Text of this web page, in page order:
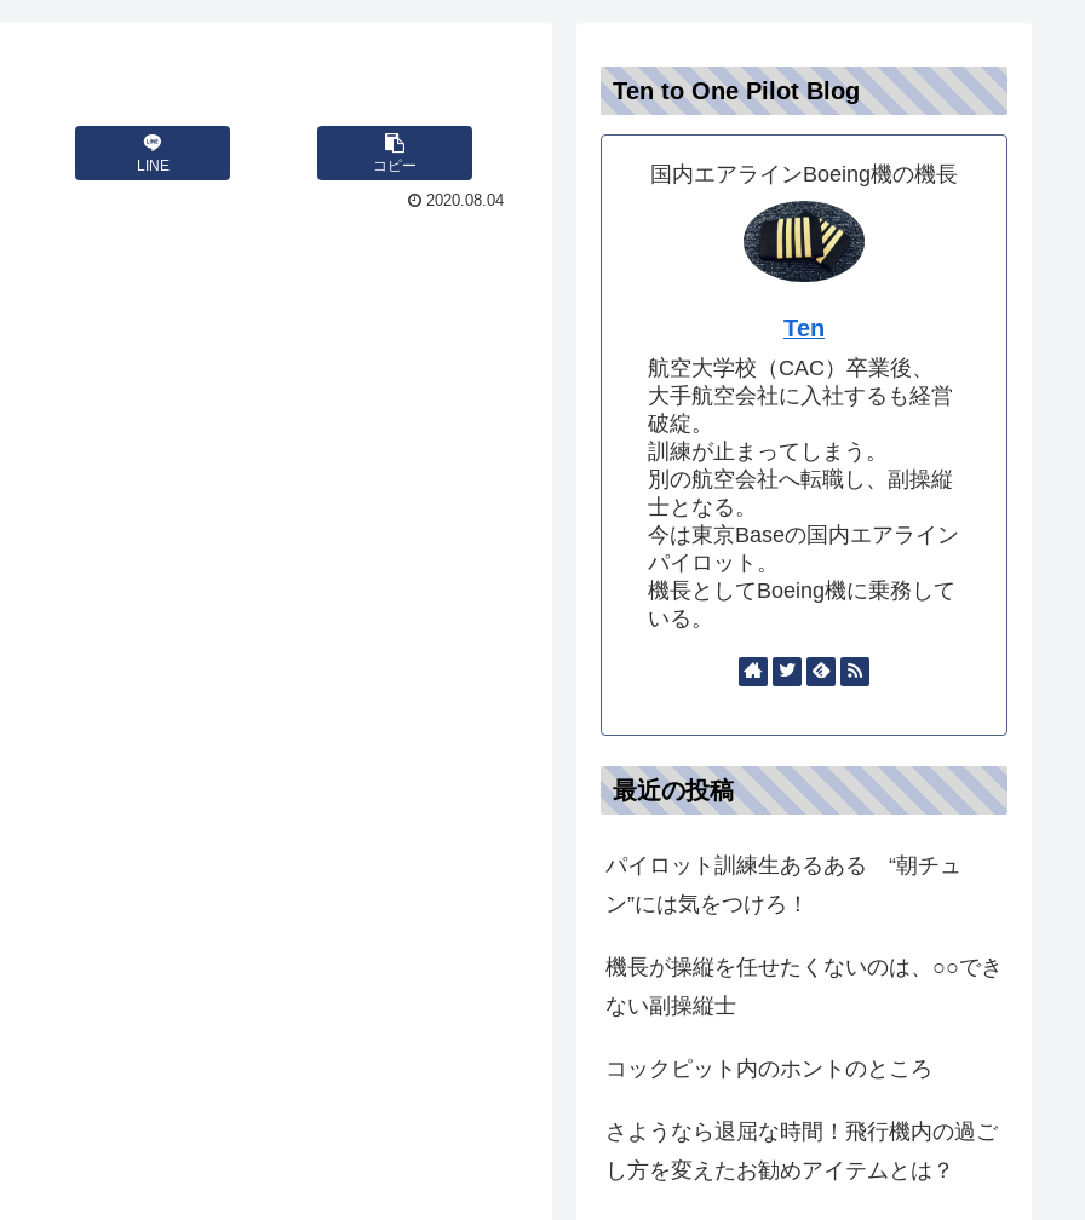
LINE コピー
2020.08.04
Ten to One Pilot Blog
国内エアラインBoeing機の機長
Ten
航空大学校（CAC）卒業後、
大手航空会社に入社するも経営
破綻。
訓練が止まってしまう。
別の航空会社へ転職し、副操縦
士となる。
今は東京Baseの国内エアライン
パイロット。
機長としてBoeing機に乗務して
いる。
最近の投稿
パイロット訓練生あるある “朝チュ
ン”には気をつけろ！
機長が操縦を任せたくないのは、○○でき
ない副操縦士
コックピット内のホントのところ
さようなら退屈な時間！飛行機内の過ご
し方を変えたお勧めアイテムとは？